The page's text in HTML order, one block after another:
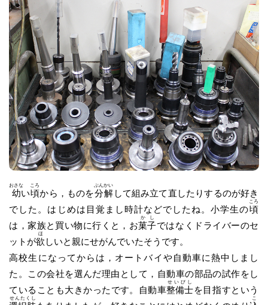
幼
おさな
い頃
ころ
から，ものを分解
ぶんかい
して組み立て直したりするのが好き
でした。はじめは目覚まし時計などでしたね。小学生の頃
ころ
は，家族と買い物に行くと，お菓子
かし
ではなくドライバーのセ
ットが欲
ほ
しいと親にせがんでいたそうです。
高校生になってからは，オートバイや自動車に熱中しまし
た。この会社を選んだ理由として，自動車の部品の試作をし
ていることも大きかったです。自動車整備士
せいびし
を目指すという
せんたくし こ